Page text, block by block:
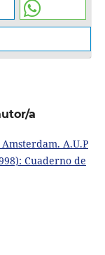
a
A.U.P
Cuaderno de